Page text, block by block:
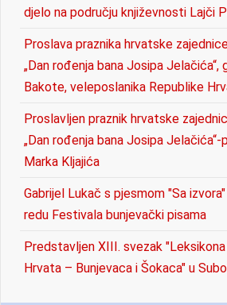
djelo na području književnosti Lajči
Proslava praznika hrvatske
„Dan rođenja bana Josipa Jelačića“,
Bakote, veleposlanika Republike
Proslavljen praznik hrvatske
„Dan rođenja bana Josipa
Marka Kljajića
Gabrijel Lukač s pjesmom "Sa
redu Festivala bunjevački pisama
Predstavljen XIII. svezak
Hrvata – Bunjevaca i Šokaca" u